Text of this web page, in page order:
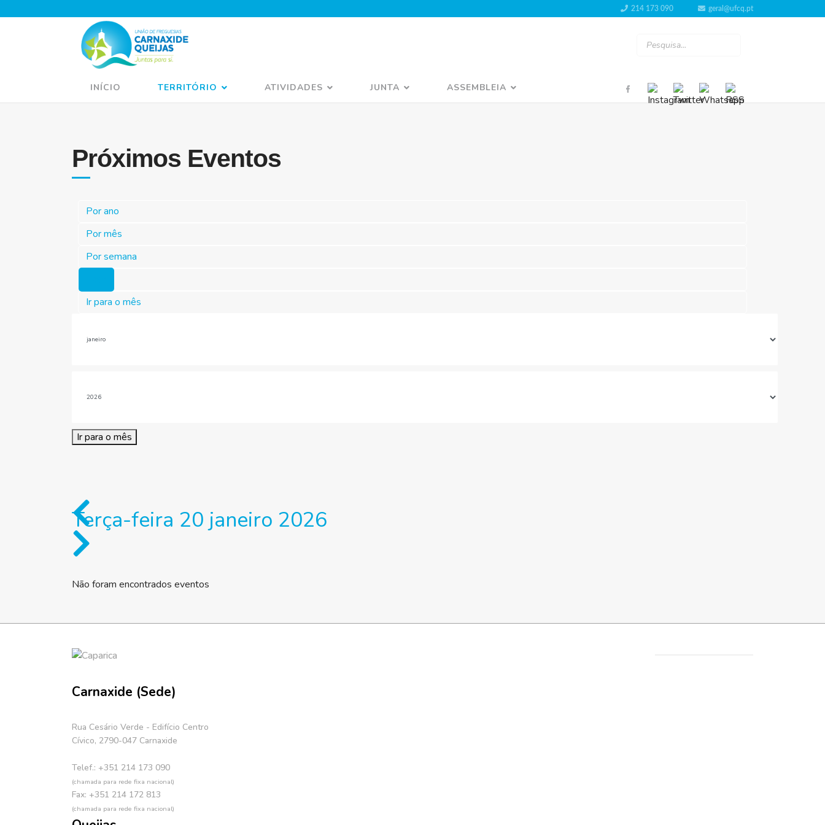
214 173 090 geral@ufcq.pt
INÍCIO TERRITÓRIO ATIVIDADES JUNTA ASSEMBLEIA
Próximos Eventos
Por ano
Por mês
Por semana
Ir para o mês
Ir para o mês
Terça-feira 20 janeiro 2026
Não foram encontrados eventos
Carnaxide (Sede)
Rua Cesário Verde - Edifício Centro
Cívico, 2790-047 Carnaxide
Telef.: +351 214 173 090
(chamada para rede fixa nacional)
Fax: +351 214 172 813
(chamada para rede fixa nacional)